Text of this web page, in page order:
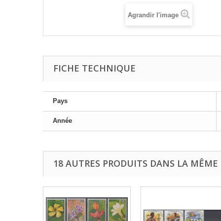
Agrandir l'image
FICHE TECHNIQUE
Pays
Année
18 AUTRES PRODUITS DANS LA MÊME